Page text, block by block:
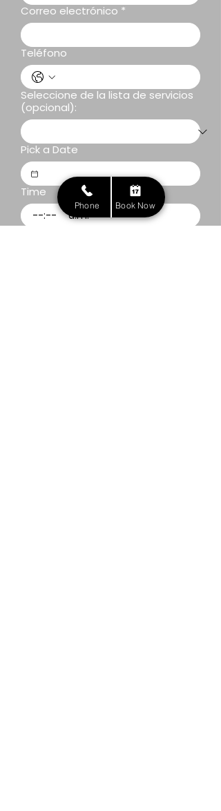
Correo electrónico *
Teléfono
Seleccione de la lista de servicios
(opcional):
Pick a Date
Time
:
a.m.
Phone Book Now